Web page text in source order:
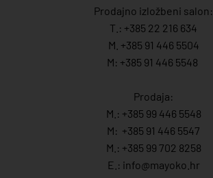
Prodajno izložbeni salon:
T.: +385 22 216 634
M. +385 91 446 5504
M: +385 91 446 5548
Prodaja:
M.: +385 99 446 5548
M: +385 91 446 5547
M.: +385 99 702 8258
E.: info@mayoko. hr